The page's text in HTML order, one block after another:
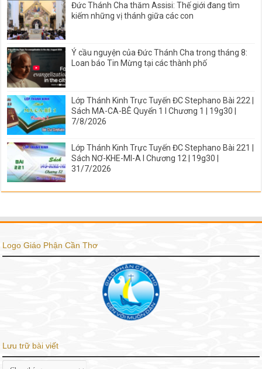
Đức Thánh Cha thăm Assisi: Thế giới đang tìm
kiếm những vị thánh giữa các con
Ý cầu nguyện của Đức Thánh Cha trong tháng 8:
Loan báo Tin Mừng tại các thành phố
Lớp Thánh Kinh Trực Tuyến ĐC Stephano Bài 222 |
Sách MA-CA-BÊ Quyển 1 I Chương 1 | 19g30 |
7/8/2026
Lớp Thánh Kinh Trực Tuyến ĐC Stephano Bài 221 |
Sách NƠ-KHE-MI-A I Chương 12 | 19g30 |
31/7/2026
Logo Giáo Phận Cần Thơ
Lưu trữ bài viết
Lưu